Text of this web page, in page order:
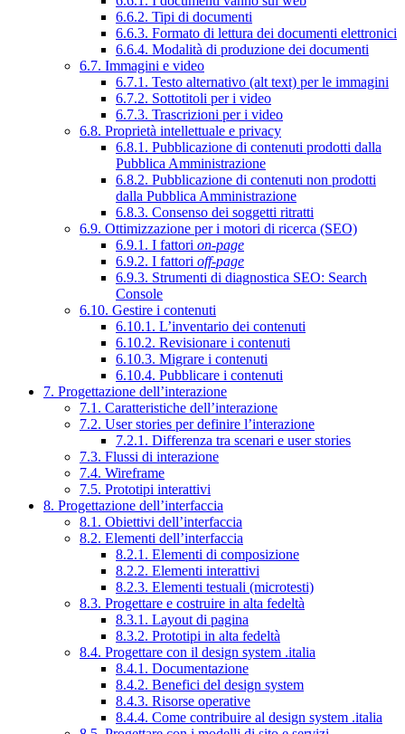
6.6.2. Tipi di documenti
6.6.3. Formato di lettura dei documenti elettronici
6.6.4. Modalità di produzione dei documenti
6.7. Immagini e video
6.7.1. Testo alternativo (alt text) per le immagini
6.7.2. Sottotitoli per i video
6.7.3. Trascrizioni per i video
6.8. Proprietà intellettuale e privacy
6.8.1. Pubblicazione di contenuti prodotti dalla
Pubblica Amministrazione
6.8.2. Pubblicazione di contenuti non prodotti
dalla Pubblica Amministrazione
6.8.3. Consenso dei soggetti ritratti
6.9. Ottimizzazione per i motori di ricerca (SEO)
6.9.1. I fattori on-page
6.9.2. I fattori off-page
6.9.3. Strumenti di diagnostica SEO: Search
Console
6.10. Gestire i contenuti
6.10.1. L’inventario dei contenuti
6.10.2. Revisionare i contenuti
6.10.3. Migrare i contenuti
6.10.4. Pubblicare i contenuti
7. Progettazione dell’interazione
7.1. Caratteristiche dell’interazione
7.2. User stories per definire l’interazione
7.2.1. Differenza tra scenari e user stories
7.3. Flussi di interazione
7.4. Wireframe
7.5. Prototipi interattivi
8. Progettazione dell’interfaccia
8.1. Obiettivi dell’interfaccia
8.2. Elementi dell’interfaccia
8.2.1. Elementi di composizione
8.2.2. Elementi interattivi
8.2.3. Elementi testuali (microtesti)
8.3. Progettare e costruire in alta fedeltà
8.3.1. Layout di pagina
8.3.2. Prototipi in alta fedeltà
8.4. Progettare con il design system .italia
8.4.1. Documentazione
8.4.2. Benefici del design system
8.4.3. Risorse operative
8.4.4. Come contribuire al design system .italia